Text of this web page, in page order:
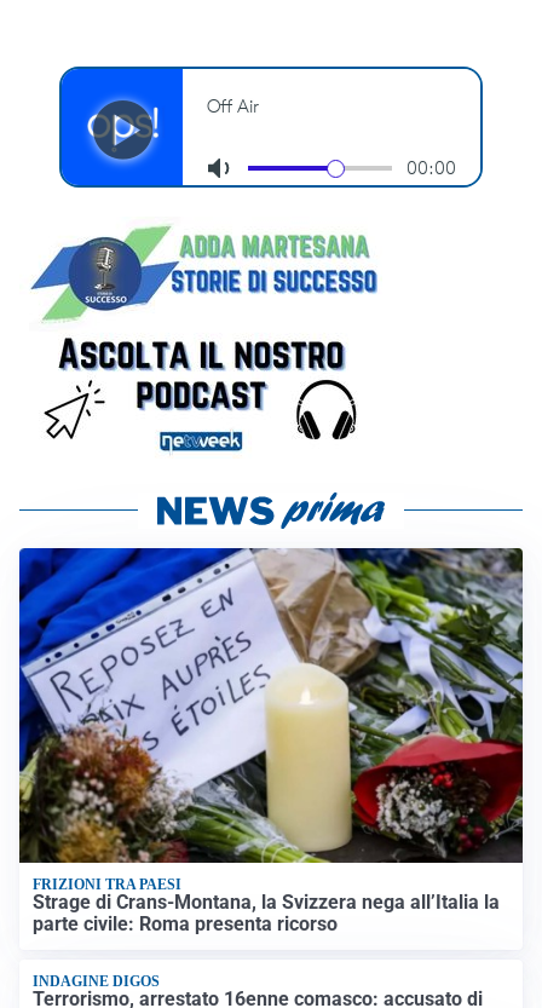
FRIZIONI TRA PAESI
Strage di Crans-Montana, la Svizzera nega all’Italia la
parte civile: Roma presenta ricorso
INDAGINE DIGOS
Terrorismo, arrestato 16enne comasco: accusato di